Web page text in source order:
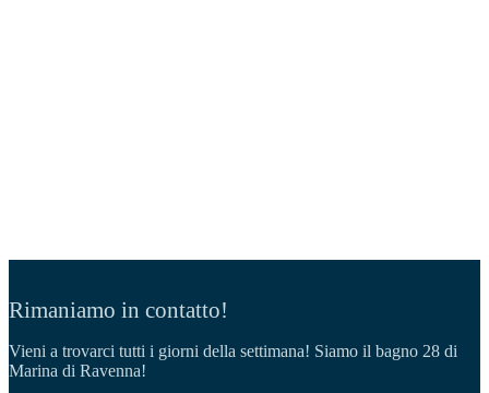
Rimaniamo in contatto!
Vieni a trovarci tutti i giorni della settimana! Siamo il bagno 28 di
Marina di Ravenna!